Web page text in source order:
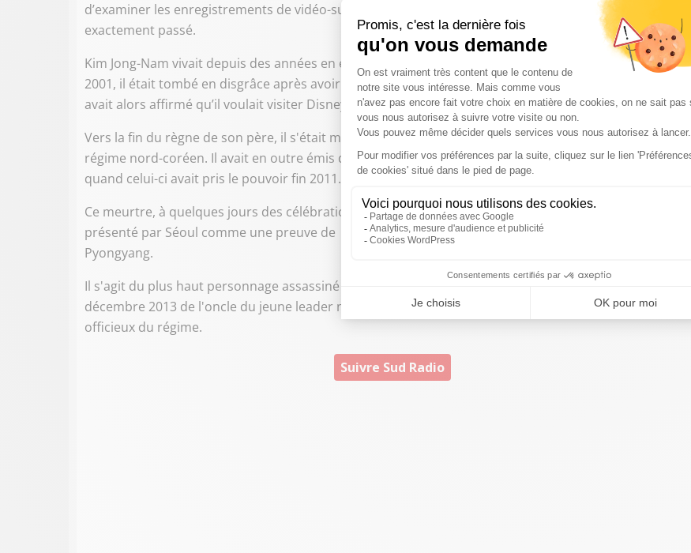
d’examiner les enregistrements de vidéo-surveillance pour tenter de comprendre ce qui s’est
exactement passé.
Kim Jong-Nam vivait depuis des années en exil avec sa famille entre Macao, Singapour et la Chine. En
2001, il était tombé en disgrâce après avoir été arrêté à Tokyo, au Japon, avec un passeport falsifié. Il
avait alors affirmé qu’il voulait visiter Disneyland.
Vers la fin du règne de son père, il s'était montré critique quant à la succession dynastique à la tête du
régime nord-coréen. Il avait en outre émis de sérieux doutes quant aux capacités de son demi-frère
quand celui-ci avait pris le pouvoir fin 2011.
Ce meurtre, à quelques jours des célébrations en Corée du Nord de la naissance de Kim Jong-Il, a été
présenté par Séoul comme une preuve de
"la brutalité et la nature inhumaine"
Pyongyang.
Il s'agit du plus haut personnage assassiné sous le règne de Kim Jong-Un depuis l'exécution en
décembre 2013 de l'oncle du jeune leader nord-coréen, Jang Song-Thaek, un temps numéro deux
officieux du régime.
Suivre Sud Radio